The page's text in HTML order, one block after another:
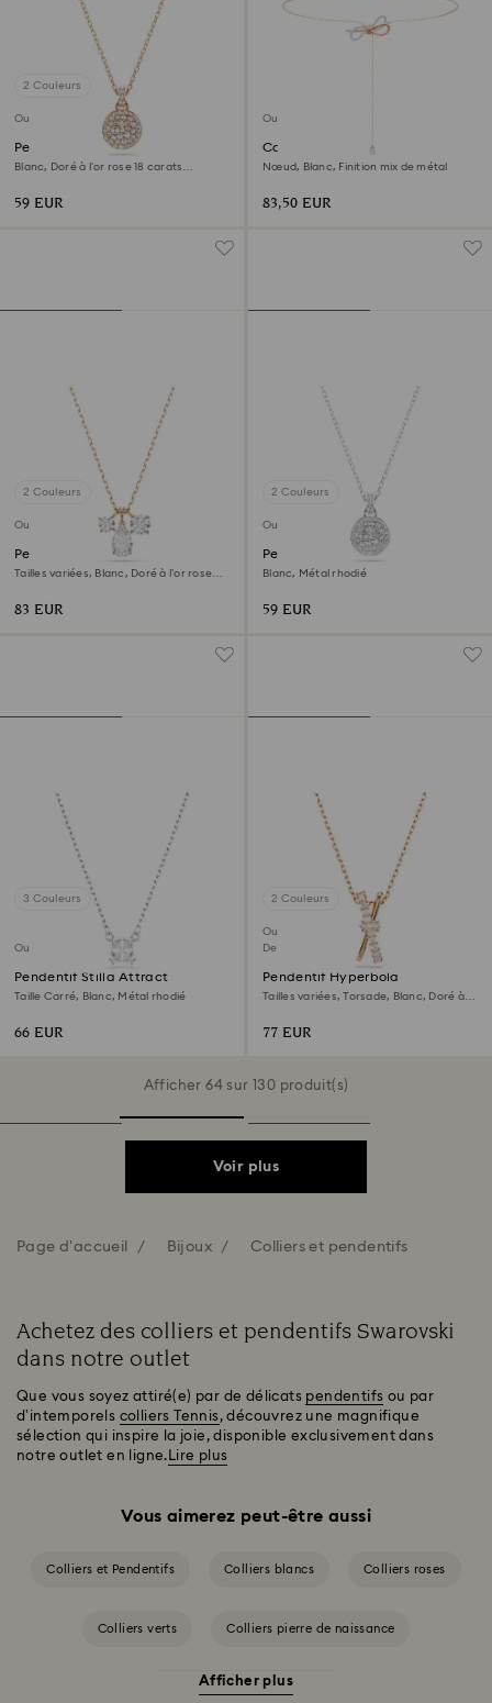
2 Couleurs
Outlet
Pendentif Sublima
Blanc, Doré à l’or rose 18 carats
59 EUR
Outlet
Collier Lifelong Bow
Nœud, Blanc, Finition mix de métal
83,50 EUR
2 Couleurs
Outlet
Pendentif Mesmera
Tailles variées, Blanc, Doré à l’or rose
83 EUR
2 Couleurs
Outlet
Pendentif Sublima
Blanc, Métal rhodié
59 EUR
3 Couleurs
Outlet
Pendentif Stilla Attract
Taille Carré, Blanc, Métal rhodié
66 EUR
2 Couleurs
Outlet
Dernière chance
Pendentif Hyperbola
Tailles variées, Torsade, Blanc, Doré à
77 EUR
Afficher 64 sur 130 produit(s)
Voir plus
Page d'accueil Bijoux Colliers et pendentifs
Achetez des colliers et pendentifs Swarovski
dans notre outlet
Que vous soyez attiré(e) par de délicats pendentifs ou par
d’intemporels colliers Tennis, découvrez une magnifique
sélection qui inspire la joie, disponible exclusivement dans
notre outlet en ligne. Lire plus
Vous aimerez peut-être aussi
Colliers et Pendentifs Colliers blancs Colliers roses
Colliers verts Colliers pierre de naissance
Colliers en placage de ton or
Afficher plus